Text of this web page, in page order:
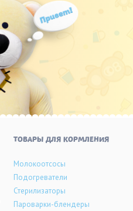
ТОВАРЫ ДЛЯ КОРМЛЕНИЯ
Молокоотсосы
Подогреватели
Стерилизаторы
Пароварки-блендеры